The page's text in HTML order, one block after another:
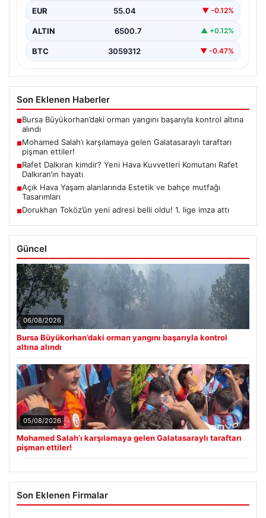
EUR 55.04 ▼ -0.12%
ALTIN 6500.7 ▲ +0.12%
BTC 3059312 ▼ -0.47%
Son Eklenen Haberler
■Bursa Büyükorhan’daki orman yangını başarıyla kontrol altına
alındı
■Mohamed Salah’ı karşılamaya gelen Galatasaraylı taraftarı
pişman ettiler!
■Rafet Dalkıran kimdir? Yeni Hava Kuvvetleri Komutanı Rafet
Dalkıran’ın hayatı
■Açık Hava Yaşam alanlarında Estetik ve bahçe mutfağı
Tasarımları
■Dorukhan Toköz’ün yeni adresi belli oldu! 1. lige imza attı
Güncel
06/08/2026
Bursa Büyükorhan’daki orman yangını başarıyla kontrol
altına alındı
05/08/2026
Mohamed Salah’ı karşılamaya gelen Galatasaraylı taraftarı
pişman ettiler!
Son Eklenen Firmalar